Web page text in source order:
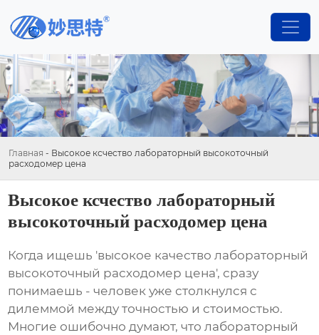
Главная - Высокое ксчество лабораторный высокоточный
расходомер цена
Высокое ксчество лабораторный
высокоточный расходомер цена
Когда ищешь 'высокое качество лабораторный
высокоточный расходомер цена', сразу
понимаешь - человек уже столкнулся с
дилеммой между точностью и стоимостью.
Многие ошибочно думают, что лабораторный